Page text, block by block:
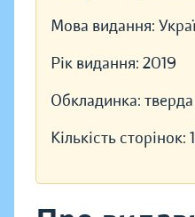
Мова видання:
Рік видання: 2019
Обкладинка: тверда
Кількість сторінок: